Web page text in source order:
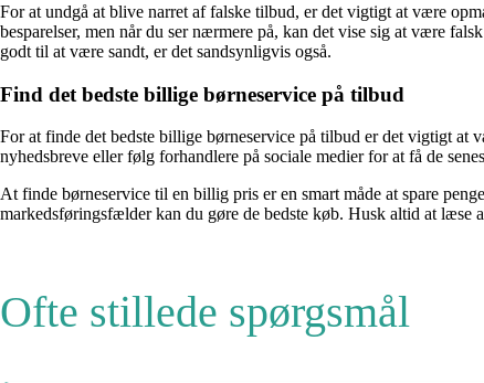
For at undgå at blive narret af falske tilbud, er det vigtigt at være
besparelser, men når du ser nærmere på, kan det vise sig at være
godt til at være sandt, er det sandsynligvis også.
Find det bedste billige børneservice på tilbud
For at finde det bedste billige børneservice på tilbud er det vigtigt
nyhedsbreve eller følg forhandlere på sociale medier for at få de
At finde børneservice til en billig pris er en smart måde at spare
markedsføringsfælder kan du gøre de bedste køb. Husk altid at læse
Ofte stillede spørgsmål